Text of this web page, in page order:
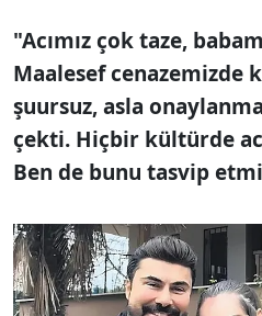
"Acımız çok taze,
Maalesef cenazemizde
şuursuz, asla
çekti. Hiçbir kültürde
Ben de bunu tasvip